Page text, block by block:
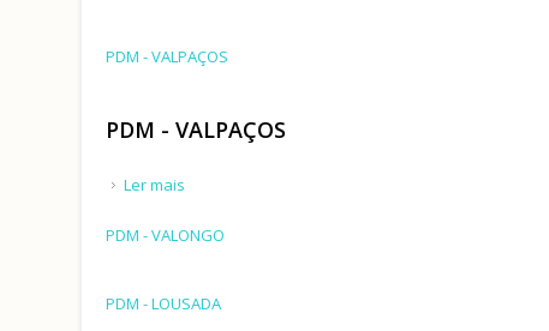
PDM - VALPAÇOS
PDM - VALPAÇOS
Ler mais
PDM - VALONGO
PDM - LOUSADA